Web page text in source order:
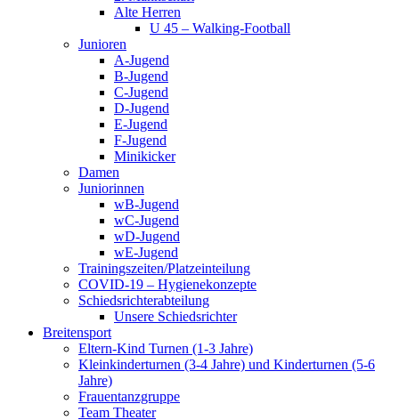
Alte Herren
U 45 – Walking-Football
Junioren
A-Jugend
B-Jugend
C-Jugend
D-Jugend
E-Jugend
F-Jugend
Minikicker
Damen
Juniorinnen
wB-Jugend
wC-Jugend
wD-Jugend
wE-Jugend
Trainingszeiten/Platzeinteilung
COVID-19 – Hygienekonzepte
Schiedsrichterabteilung
Unsere Schiedsrichter
Breitensport
Eltern-Kind Turnen (1-3 Jahre)
Kleinkinderturnen (3-4 Jahre) und Kinderturnen (5-6
Jahre)
Frauentanzgruppe
Team Theater